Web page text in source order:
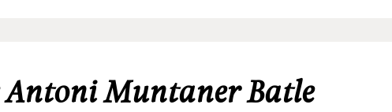
Antoni Muntaner Batle